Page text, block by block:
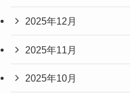
2025年12月
2025年11月
2025年10月